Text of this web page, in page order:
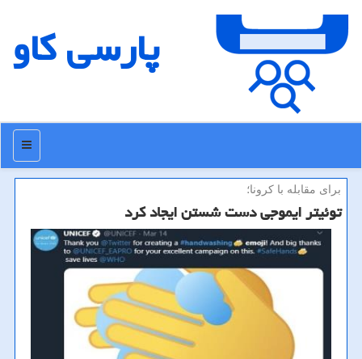
پارسی كاو
منو
برای مقابله با كرونا؛
توئیتر ایموجی دست شستن ایجاد كرد